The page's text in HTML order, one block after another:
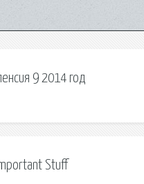
9 2014 год
Stuff